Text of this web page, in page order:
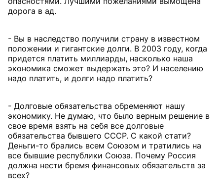
дорога в ад.
- Вы в наследство получили страну в известном
положении и гигантские долги. В 2003 году, когда
придется платить миллиарды, насколько наша
экономика сможет выдержать это? И населению
надо платить, и долги надо платить?
- Долговые обязательства обременяют нашу
экономику. Не думаю, что было верным решение в
свое время взять на себя все долговые
обязательства бывшего СССР. С какой стати?
Деньги-то брались всем Союзом и тратились на
все бывшие республики Союза. Почему Россия
должна нести бремя финансовых обязательств за
всех?